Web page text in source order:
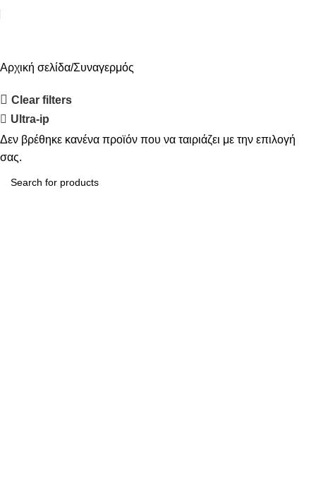
Αρχική σελίδα Συναγερμός
Clear filters
Ultra-ip
Δεν βρέθηκε κανένα προϊόν που να ταιριάζει με την επιλογή
σας.